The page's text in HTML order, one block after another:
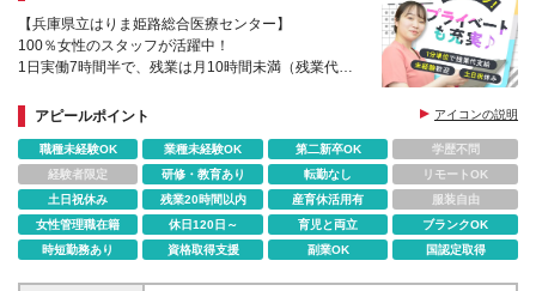
【兵庫県立はりま姫路総合医療センター】
100％女性のスタッフが活躍中！
1日実働7時間半で、残業は月10時間未満（残業代は
未経験から医療貢献できるレアな職場です。
アピールポイント アイコンの説明
職種未経験OK 業種未経験OK 第二新卒OK
学歴不問
経験者限定
研修・教育あり 転勤なし
リモートOK
土日祝休み
残業20時間以内 産育休活用有
服装自由
女性管理職在籍
休日120日～ 育児と両立
ブランクOK
時短勤務あり
資格取得支援 副業OK 国認定取得